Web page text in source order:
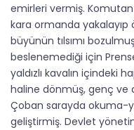
emirleri vermiş.
kara ormanda
büyünün tılsımı
beslenemediği için
yaldızlı kavalın içindeki
haline dönmüş, genç ve
Çoban sarayda okuma-
geliştirmiş. Devlet